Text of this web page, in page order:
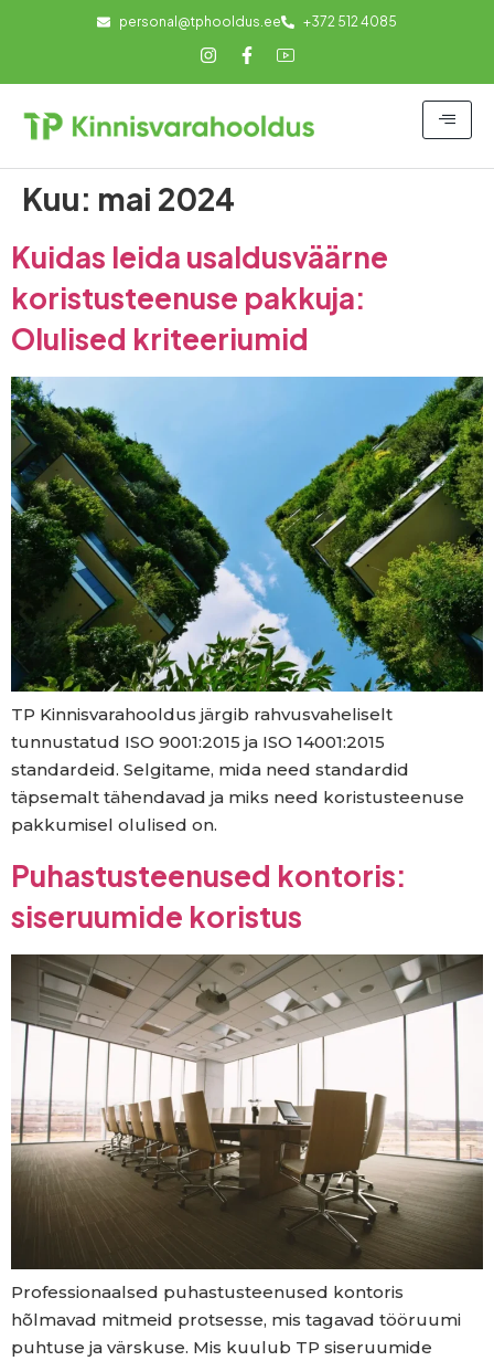
personal@tphooldus.ee +372 512 4085
Kuu: mai 2024
Kuidas leida usaldusväärne
koristusteenuse pakkuja:
Olulised kriteeriumid
TP Kinnisvarahooldus järgib rahvusvaheliselt
tunnustatud ISO 9001:2015 ja ISO 14001:2015
standardeid. Selgitame, mida need standardid
täpsemalt tähendavad ja miks need koristusteenuse
pakkumisel olulised on.
Puhastusteenused kontoris:
siseruumide koristus
Professionaalsed puhastusteenused kontoris
hõlmavad mitmeid protsesse, mis tagavad tööruumi
puhtuse ja värskuse. Mis kuulub TP siseruumide